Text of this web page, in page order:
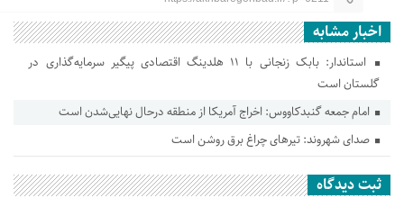
اخبار مشابه
استاندار: بابک زنجانی با ۱۱ هلدینگ اقتصادی پیگیر سرمایه‌گذاری در
گلستان است
امام جمعه گنبدکاووس: اخراج آمریکا از منطقه درحال نهایی‌شدن است
صدای شهروند: تیرهای چراغ برق روشن است
ثبت دیدگاه